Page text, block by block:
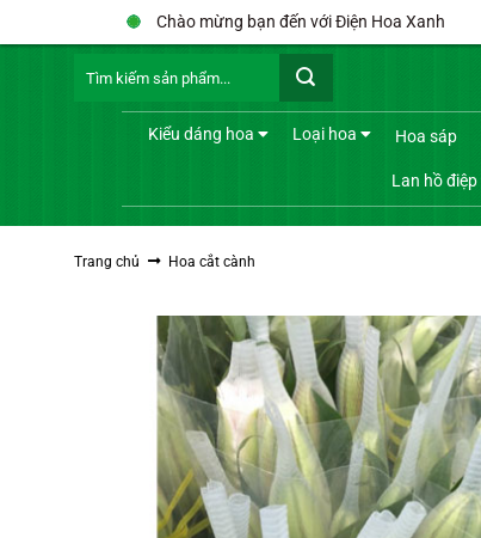
qua
Chào mừng bạn đến với Điện Hoa Xanh
kiếm:
Kiểu dáng hoa Loại hoa Hoa sáp
Lan hồ điệp
Trang chủ Hoa cắt cành